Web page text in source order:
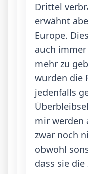
Drittel
erwähnt
Europe.
auch
mehr zu
wurden die
jedenfalls
mir werden
zwar noch
obwohl
dass sie die